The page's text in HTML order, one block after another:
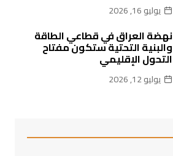
يوليو 16, 2026
نهضة العراق في قطاعي الطاقة
والبنية التحتية ستكون مفتاح
التحول الإقليمي
يوليو 12, 2026